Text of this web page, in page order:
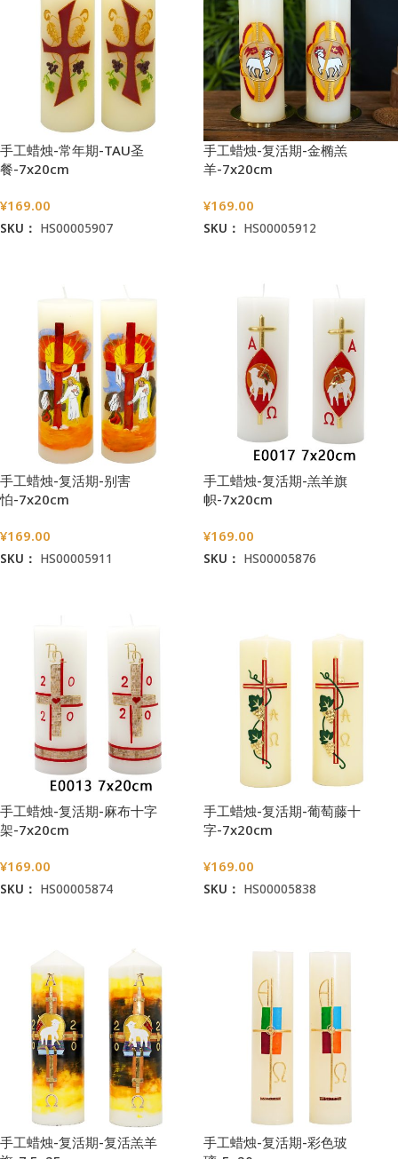
手工蜡烛-常年期-TAU圣
餐-7x20cm
¥169.00
SKU： HS00005907
手工蜡烛-复活期-金椭羔
羊-7x20cm
¥169.00
SKU： HS00005912
手工蜡烛-复活期-别害
怕-7x20cm
¥169.00
SKU： HS00005911
手工蜡烛-复活期-羔羊旗
帜-7x20cm
¥169.00
SKU： HS00005876
手工蜡烛-复活期-麻布十字
架-7x20cm
¥169.00
SKU： HS00005874
手工蜡烛-复活期-葡萄藤十
字-7x20cm
¥169.00
SKU： HS00005838
手工蜡烛-复活期-复活羔羊
手工蜡烛-复活期-彩色玻